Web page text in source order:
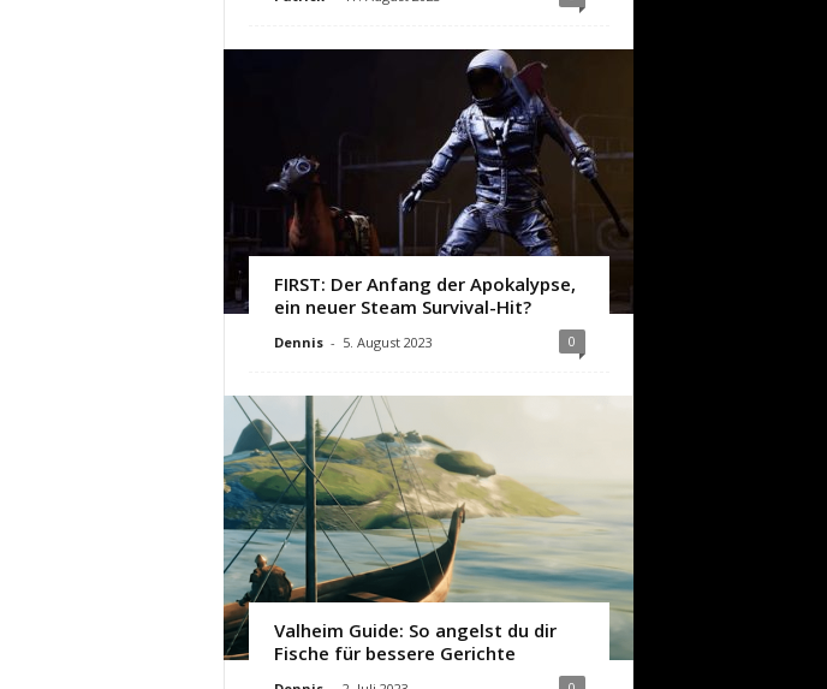
FIRST: Der Anfang der Apokalypse,
ein neuer Steam Survival-Hit?
Dennis - 5. August 2023 0
Valheim Guide: So angelst du dir
Fische für bessere Gerichte